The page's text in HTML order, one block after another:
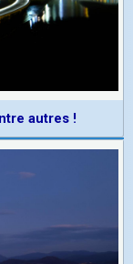
autres !